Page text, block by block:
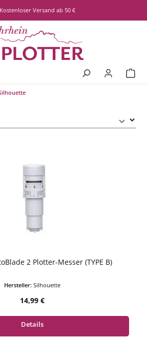
Kostenloser Versand ab 50 €
2 Plotter-Messer (TYPE B)
Hersteller: Silhouette
Regulärer Preis:
14,99 €
Details